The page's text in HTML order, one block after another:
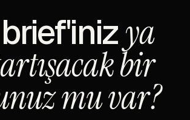
ya
bir
mu var?